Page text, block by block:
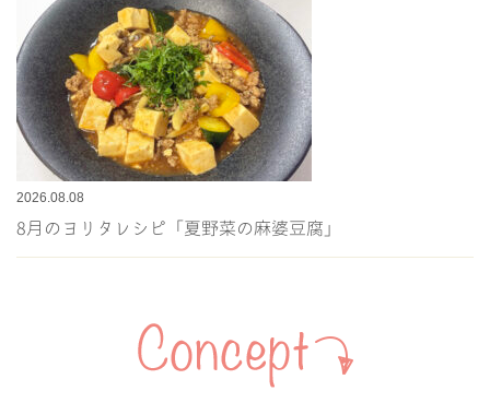
2026.08.08
8月のヨリタレシピ「夏野菜の麻婆豆腐」